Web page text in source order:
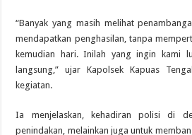
“Banyak yang masih melihat
mendapatkan penghasilan, tanpa
kemudian hari. Inilah yang ingin kami
langsung,” ujar Kapolsek Kapuas
kegiatan.
Ia menjelaskan, kehadiran polisi di
penindakan, melainkan juga untuk